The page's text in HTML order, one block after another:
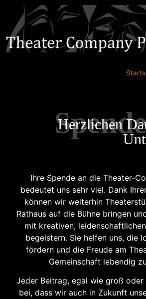
Herzlichen
Ihre Spende an die Theater-
bedeutet uns sehr viel. Dank
können wir weiterhin
Rathaus auf die Bühne bringen
mit kreativen,
begeistern. Sie helfen uns, die
fördern und die Freude am
Gemeinschaft lebendig
Jeder Beitrag, egal wie groß
bei, dass wir auch in Zukunft